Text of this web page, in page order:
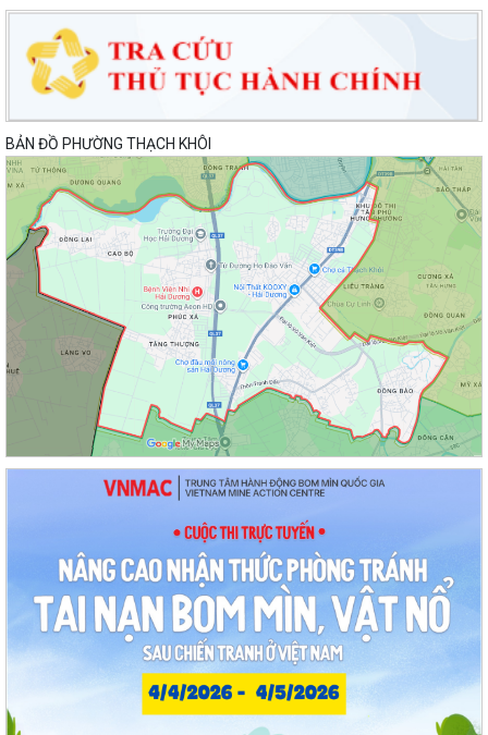
BẢN ĐỒ PHƯỜNG THẠCH KHÔI
Lan toả đạo lý "Uống nước nhớ nguồn" tại Trung tâm Phục vụ hành
chính công phường Thạch Khôi: Hướng...
Nâng cao kỹ năng sử dụng Internet, mạng xã hội an toàn cho trẻ em,
học sinh trên địa bàn thành phố
Hội nghị Ban Thường vụ Đảng ủy phường lần thứ 35
Sôi nổi ngày hội hiến máu "Thạch Khôi - ngàn trái tim hồng" năm 2026
Kế hoạch Giám sát và xử lý dịch, ổ dịch trên địa bàn phường Thạch
Khôi
Quyết định Về việc Ban hành Quy chế quản lý và sử dụng nguồn công
đức tại các di tích trên địa...
Quyết định Về việc ban hành Quy chế hoạt động của Ban Quản lý di
tích Phường Thạch Khôi, thành phố...
UBND phường tổ chức phiên họp tháng 8/2026 (lần 1).
Kế hoạch tổ chức Hội nghị tuyên truyền, phổ biến triển khai Luật sửa
đổi, bổ sung một số điều của...